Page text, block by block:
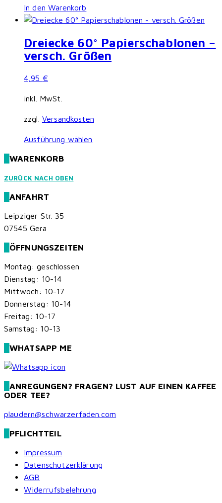
In den Warenkorb
Dreiecke 60° Papierschablonen –
versch. Größen
4,95 €
inkl. MwSt.
zzgl. Versandkosten
Ausführung wählen
WARENKORB
ZURÜCK NACH OBEN
ANFAHRT
Leipziger Str. 35
07545 Gera
ÖFFNUNGSZEITEN
Montag: geschlossen
Dienstag: 10-14
Mittwoch: 10-17
Donnerstag: 10-14
Freitag: 10-17
Samstag: 10-13
WHATSAPP ME
ANREGUNGEN? FRAGEN? LUST AUF EINEN KAFFEE
ODER TEE?
plaudern@schwarzerfaden.com
PFLICHTTEIL
Impressum
Datenschutzerklärung
AGB
Widerrufsbelehrung